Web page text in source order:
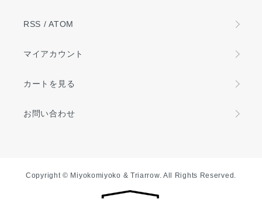
RSS /ATOM
マイアカウント
カートを見る
お問い合わせ
Copyright © Miyokomiyoko & Triarrow. All Rights Reserved.